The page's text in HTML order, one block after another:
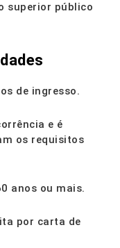
superior público
de ingresso.
e é
os requisitos
anos ou mais.
por carta de